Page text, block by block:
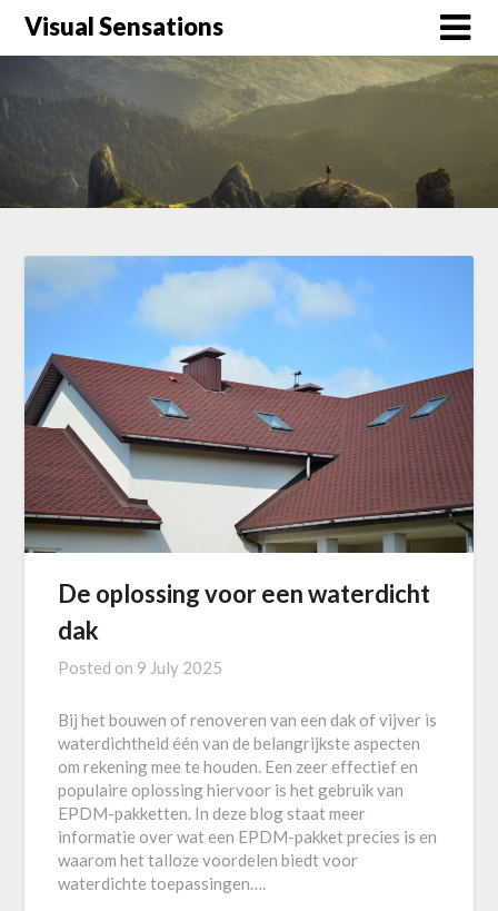
SkipVisual Sensations
De oplossing voor een waterdicht
dak
Posted on 9 July 2025
Bij het bouwen of renoveren van een dak of vijver is
waterdichtheid één van de belangrijkste aspecten
om rekening mee te houden. Een zeer effectief en
populaire oplossing hiervoor is het gebruik van
EPDM-pakketten. In deze blog staat meer
informatie over wat een EPDM-pakket precies is en
waarom het talloze voordelen biedt voor
waterdichte toepassingen….